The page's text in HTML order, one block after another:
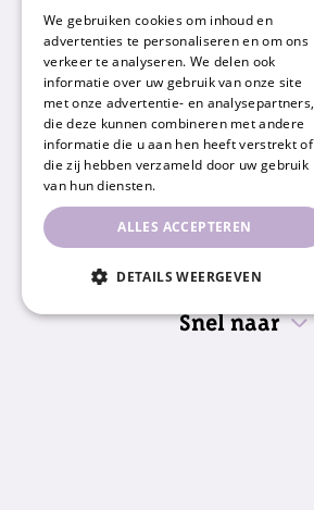
Nummereen
Snel naar
We gebruiken cookies om inhoud en
advertenties te personaliseren en om ons
verkeer te analyseren. We delen ook
informatie over uw gebruik van onze site
met onze advertentie- en analysepartners,
die deze kunnen combineren met andere
informatie die u aan hen heeft verstrekt of
die zij hebben verzameld door uw gebruik
van hun diensten.
ALLES ACCEPTEREN
DETAILS WEERGEVEN